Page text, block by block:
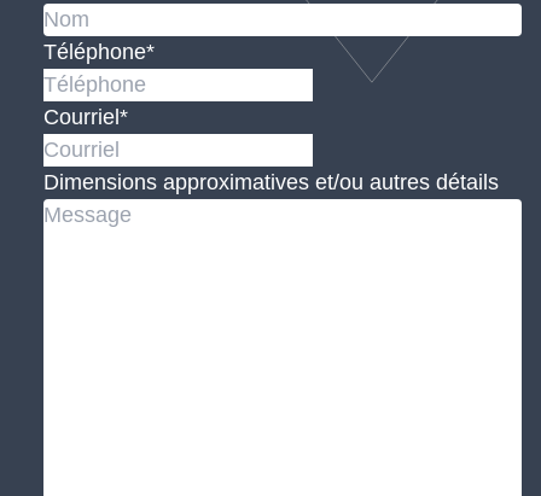
Téléphone*
Courriel *
Dimensions approximatives et/ou autres détails